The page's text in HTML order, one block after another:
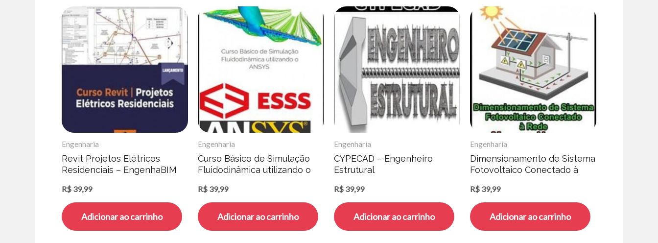
Engenharia
Revit Projetos Elétricos
Residenciais – EngenhaBIM
R$ 39,99
Adicionar ao carrinho
Engenharia
Curso Básico de Simulação
Fluidodinâmica utilizando o
R$ 39,99
Adicionar ao carrinho
Engenharia
CYPECAD – Engenheiro
Estrutural
R$ 39,99
Adicionar ao carrinho
Engenharia
Dimensionamento de Sistema
Fotovoltaico Conectado à
R$ 39,99
Adicionar ao carrinho